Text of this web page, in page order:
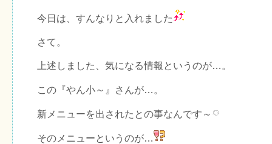
今日は、すんなりと入れました
さて。
上述しました、気になる情報というのが…。
この『やん小～』さんが…。
新メニューを出されたとの事なんです～
そのメニューというのが…